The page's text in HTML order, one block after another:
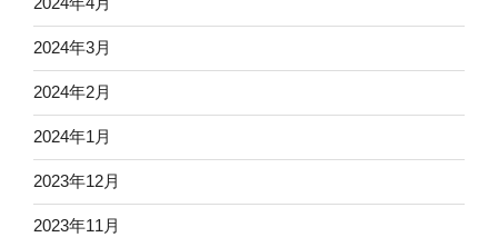
2024年3月
2024年2月
2024年1月
2023年12月
2023年11月